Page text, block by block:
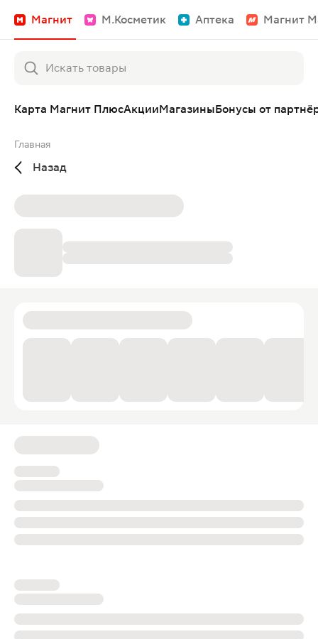
Магнит М.Косметик Аптека Магнит
Карта Магнит ПлюсАкцииМагазиныБонусы от
Главная
Назад